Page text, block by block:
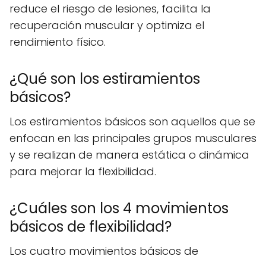
reduce el riesgo de lesiones, facilita la
recuperación muscular y optimiza el
rendimiento físico.
¿Qué son los estiramientos
básicos?
Los estiramientos básicos son aquellos que se
enfocan en las principales grupos musculares
y se realizan de manera estática o dinámica
para mejorar la flexibilidad.
¿Cuáles son los 4 movimientos
básicos de flexibilidad?
Los cuatro movimientos básicos de